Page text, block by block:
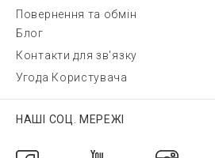
Повернення та обмін
Блог
Контакти для зв'язку
Угода Користувача
НАШІ СОЦ. МЕРЕЖІ